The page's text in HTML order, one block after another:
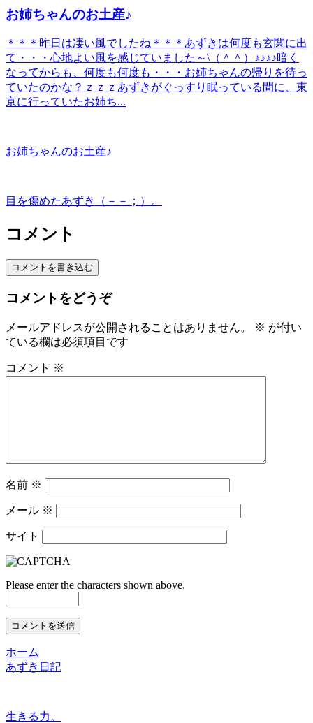
お姉ちゃんのお土産♪
＊＊＊昨日は凄い風でしたね＊＊＊あずきは何度も玄関に出
て・・・心地よい風を感じていました～\（＾＾）♪♪♪♪暗く
なってからも、何度も何度も・・・お姉ちゃんの帰りを待っ
ていたのかな？ｚｚｚあずきがぐっすり眠っている間に、東
京に行っていたお姉ち...
お姉ちゃんのお土産♪
目を傷めたあずき（－－；）。
コメント
コメントを書き込む
コメントをどうぞ
メールアドレスが公開されることはありません。 ※ が付い
ている欄は必須項目です
コメント ※
名前 ※
メール ※
サイト
Please enter the characters shown above.
ホーム
あずき日記
生きる力。